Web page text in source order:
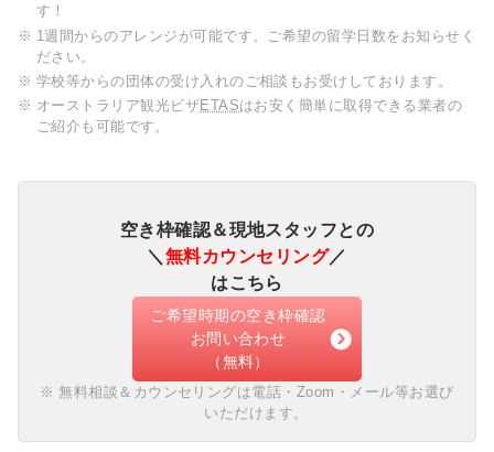
す！
1週間からのアレンジが可能です。ご希望の留学日数をお知らせく
ださい。
学校等からの団体の受け入れのご相談もお受けしております。
オーストラリア観光ビザETASはお安く簡単に取得できる業者の
ご紹介も可能です。
空き枠確認＆現地スタッフとの
＼ 無料カウンセリング／
はこちら
ご希望時期の空き枠確認
お問い合わせ
（無料）
無料相談＆カウンセリングは電話・Zoom・メール等お選び
いただけます。